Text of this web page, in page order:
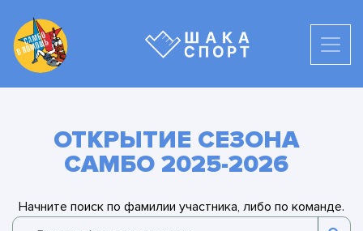
ОТКРЫТИЕ СЕЗОНА
САМБО 2025-2026
Начните поиск по фамилии участника, либо по команде.